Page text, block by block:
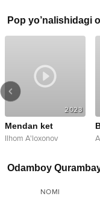
Pop yo’nalishidagi
2023
Mendan ket
Ilhom A'loxonov
Odamboy
NOMI